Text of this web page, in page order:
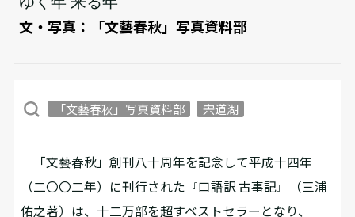
文・写真：
「文藝春秋」写真資料部
「文藝春秋」写真資料部 宍道湖
「文藝春秋」創刊八十周年を記念して平成十四年
（二〇〇二年）に刊行された『口語訳 古事記』（三浦
佑之著）は、十二万部を超すベストセラーとなり、